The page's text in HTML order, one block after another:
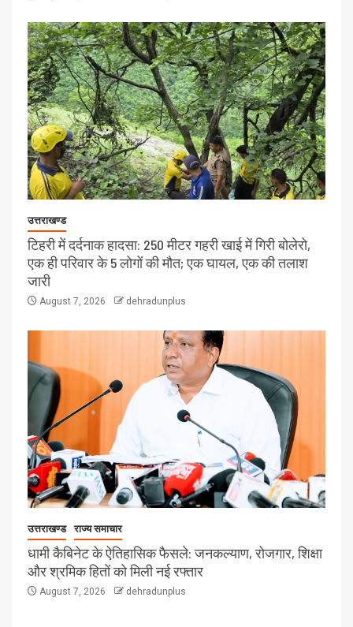
उत्तराखण्ड
टिहरी में दर्दनाक हादसा: 250 मीटर गहरी खाई में गिरी बोलेरो,
एक ही परिवार के 5 लोगों की मौत; एक घायल, एक की तलाश
जारी
August 7, 2026 dehradunplus
उत्तराखण्ड राज्य समाचार
धामी कैबिनेट के ऐतिहासिक फैसले: जनकल्याण, रोजगार, शिक्षा
और श्रमिक हितों को मिली नई रफ्तार
August 7, 2026 dehradunplus